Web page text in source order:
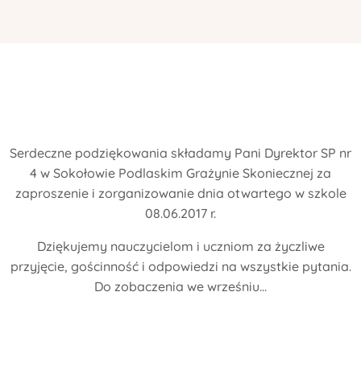
Serdeczne podziękowania składamy Pani Dyrektor SP nr
4 w Sokołowie Podlaskim Grażynie Skoniecznej za
zaproszenie i zorganizowanie dnia otwartego w szkole
08.06.2017 r.
Dziękujemy nauczycielom i uczniom za życzliwe
przyjęcie, gościnność i odpowiedzi na wszystkie pytania.
Do zobaczenia we wrześniu...